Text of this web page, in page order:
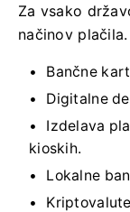
Za vsako
načinov
Bančne
Digitalne
Izdelava
kioskih.
Lokalne